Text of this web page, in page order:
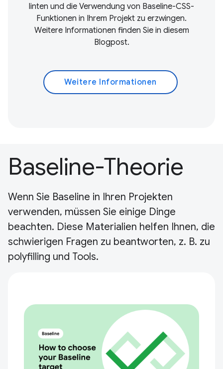
linten und die Verwendung von Baseline-CSS-
Funktionen in Ihrem Projekt zu erzwingen.
Weitere Informationen finden Sie in diesem
Blogpost.
Weitere Informationen
Baseline-Theorie
Wenn Sie Baseline in Ihren Projekten
verwenden, müssen Sie einige Dinge
beachten. Diese Materialien helfen Ihnen, die
schwierigen Fragen zu beantworten, z. B. zu
polyfilling und Tools.